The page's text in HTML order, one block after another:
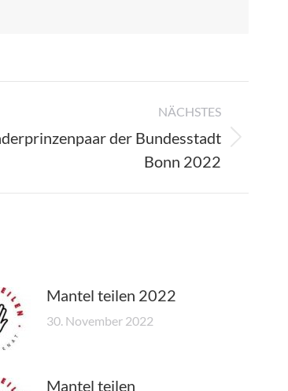
NÄCHSTES
der Bundesstadt
Bonn 2022
Mantel teilen 2022
30. November 2022
Mantel teilen